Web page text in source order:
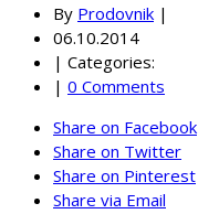
By Prodovnik |
06.10.2014
| Categories:
| 0 Comments
Share on Facebook
Share on Twitter
Share on Pinterest
Share via Email